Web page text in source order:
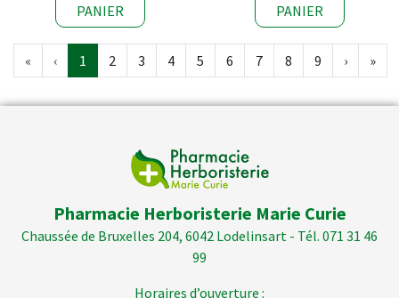
PANIER PANIER
« ‹ 1 2 3 4 5 6 7 8 9 › »
Pharmacie Herboristerie Marie Curie
Chaussée de Bruxelles 204, 6042 Lodelinsart - Tél. 071 31 46
99
Horaires d’ouverture :